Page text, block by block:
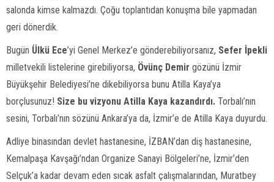
salonda kimse kalmazdı. Çoğu toplantıdan konuşma bile yapmadan
geri dönerdik.
Bugün Ülkü Ece’yi Genel Merkez’e gönderebiliyorsanız, Sefer İpekli
milletvekili listelerine girebiliyorsa, Övünç Demir gözünü İzmir
Büyükşehir Belediyesi’ne dikebiliyorsa bunu Atilla Kaya’ya
borçlusunuz! Size bu vizyonu Atilla Kaya kazandırdı. Torbalı’nın
sesini, Torbalı’nın sözünü Ankara’ya da, İzmir’e de Atilla Kaya duyurdu.
Adliye binasından devlet hastanesine, İZBAN’dan diş hastanesine,
Kemalpaşa Kavşağı’ndan Organize Sanayi Bölgeleri’ne, İzmir’den
Selçuk’a kadar devam eden sıcak asfalt çalışmalarından, Muratbey